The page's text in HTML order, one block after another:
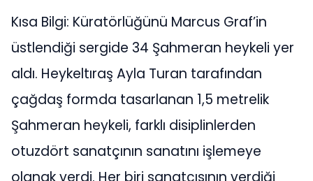
Kısa Bilgi: Küratörlüğünü Marcus Graf’in
üstlendiği sergide 34 Şahmeran heykeli yer
aldı. Heykeltıraş Ayla Turan tarafından
çağdaş formda tasarlanan 1,5 metrelik
Şahmeran heykeli, farklı disiplinlerden
otuzdört sanatçının sanatını işlemeye